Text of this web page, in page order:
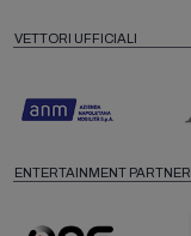
VETTORI UFFICIALI
ENTERTAINMENT PARTNER